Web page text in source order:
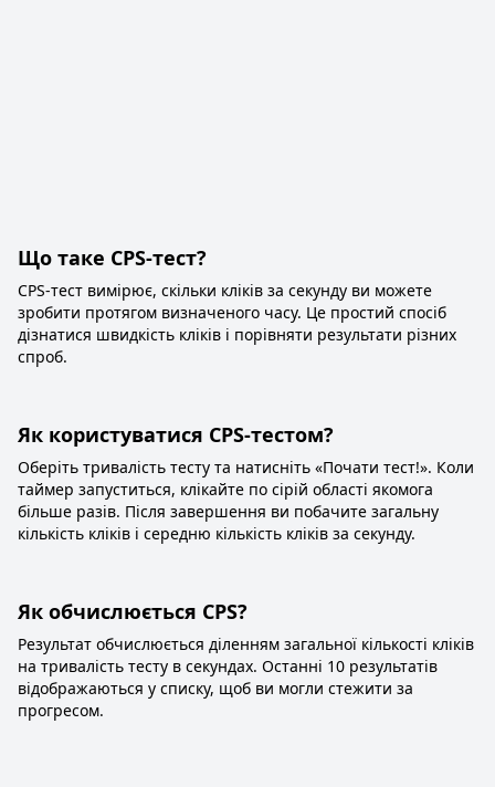
Що таке CPS-тест?
CPS-тест вимірює, скільки кліків за секунду ви можете
зробити протягом визначеного часу. Це простий спосіб
дізнатися швидкість кліків і порівняти результати різних
спроб.
Як користуватися CPS-тестом?
Оберіть тривалість тесту та натисніть «Почати тест!». Коли
таймер запуститься, клікайте по сірій області якомога
більше разів. Після завершення ви побачите загальну
кількість кліків і середню кількість кліків за секунду.
Як обчислюється CPS?
Результат обчислюється діленням загальної кількості кліків
на тривалість тесту в секундах. Останні 10 результатів
відображаються у списку, щоб ви могли стежити за
прогресом.